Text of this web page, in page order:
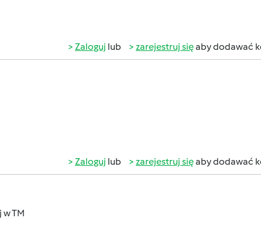
Zaloguj lub zarejestruj sięaby dodawać
Zaloguj lub zarejestruj sięaby dodawać
TM